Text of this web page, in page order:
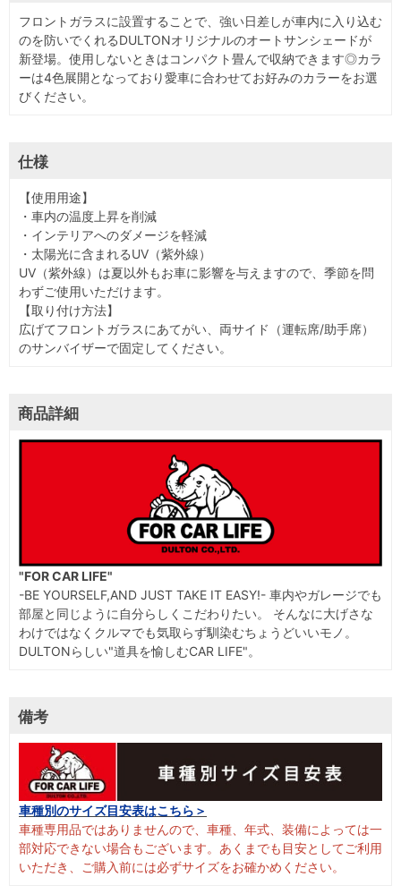
フロントガラスに設置することで、強い日差しが車内に入り込む
のを防いでくれるDULTONオリジナルのオートサンシェードが
新登場。使用しないときはコンパクト畳んで収納できます◎カラ
ーは4色展開となっており愛車に合わせてお好みのカラーをお選
びください。
仕様
【使用用途】
・車内の温度上昇を削減
・インテリアへのダメージを軽減
・太陽光に含まれるUV（紫外線）
UV（紫外線）は夏以外もお車に影響を与えますので、季節を問
わずご使用いただけます。
【取り付け方法】
広げてフロントガラスにあてがい、両サイド（運転席/助手席）
のサンバイザーで固定してください。
商品詳細
"FOR CAR LIFE"
-BE YOURSELF,AND JUST TAKE IT EASY!- 車内やガレージでも
部屋と同じように自分らしくこだわりたい。 そんなに大げさな
わけではなくクルマでも気取らず馴染むちょうどいいモノ。
DULTONらしい"道具を愉しむCAR LIFE"。
備考
車種別のサイズ目安表はこちら＞
車種専用品ではありませんので、車種、年式、装備によっては一
部対応できない場合もございます。あくまでも目安としてご利用
いただき、ご購入前には必ずサイズをお確かめください。